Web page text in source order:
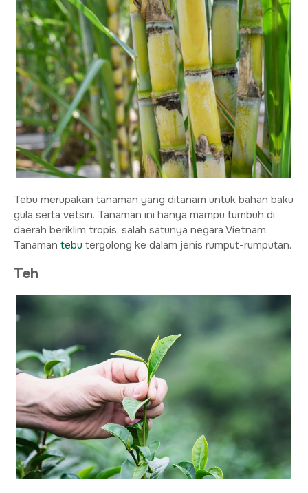
Tebu merupakan tanaman yang ditanam untuk bahan baku
gula serta vetsin. Tanaman ini hanya mampu tumbuh di
daerah beriklim tropis, salah satunya negara Vietnam.
Tanaman tebu tergolong ke dalam jenis rumput-rumputan.
Teh